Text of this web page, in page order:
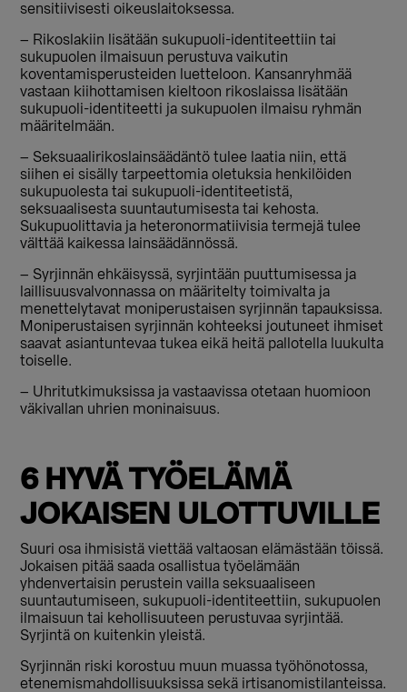
sensitiivisesti oikeuslaitoksessa.
– Rikoslakiin lisätään sukupuoli-identiteettiin tai
sukupuolen ilmaisuun perustuva vaikutin
koventamisperusteiden luetteloon. Kansanryhmää
vastaan kiihottamisen kieltoon rikoslaissa lisätään
sukupuoli-identiteetti ja sukupuolen ilmaisu ryhmän
määritelmään.
– Seksuaalirikoslainsäädäntö tulee laatia niin, että
siihen ei sisälly tarpeettomia oletuksia henkilöiden
sukupuolesta tai sukupuoli-identiteetistä,
seksuaalisesta suuntautumisesta tai kehosta.
Sukupuolittavia ja heteronormatiivisia termejä tulee
välttää kaikessa lainsäädännössä.
– Syrjinnän ehkäisyssä, syrjintään puuttumisessa ja
laillisuusvalvonnassa on määritelty toimivalta ja
menettelytavat moniperustaisen syrjinnän tapauksissa.
Moniperustaisen syrjinnän kohteeksi joutuneet ihmiset
saavat asiantuntevaa tukea eikä heitä pallotella luukulta
toiselle.
– Uhritutkimuksissa ja vastaavissa otetaan huomioon
väkivallan uhrien moninaisuus.
6 HYVÄ TYÖELÄMÄ
JOKAISEN ULOTTUVILLE
Suuri osa ihmisistä viettää valtaosan elämästään töissä.
Jokaisen pitää saada osallistua työelämään
yhdenvertaisin perustein vailla seksuaaliseen
suuntautumiseen, sukupuoli-identiteettiin, sukupuolen
ilmaisuun tai kehollisuuteen perustuvaa syrjintää.
Syrjintä on kuitenkin yleistä.
Syrjinnän riski korostuu muun muassa työhönotossa,
etenemismahdollisuuksissa sekä irtisanomistilanteissa.